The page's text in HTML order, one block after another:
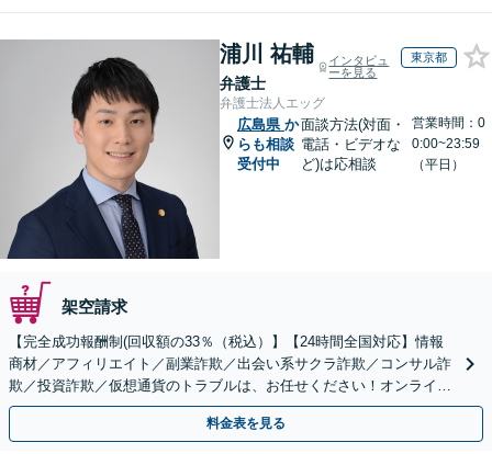
浦川 祐輔
弁護士
インタビュ
ーを見る
東京都
弁護士法人エッグ
広島県 か
らも相談
受付中
面談方法(対面・
電話・ビデオな
ど)は応相談
営業時間：0
0:00~23:59
（平日）
架空請求
【完全成功報酬制(回収額の33％（税込）】【24時間全国対応】情報
商材／アフィリエイト／副業詐欺／出会い系サクラ詐欺／コンサル詐
欺／投資詐欺／仮想通貨のトラブルは、お任せください！オンライン
のみで解決も可能！
料金表を見る